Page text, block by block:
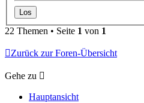
22 Themen • Seite 1 von 1
Zurück zur Foren-Übersicht
Gehe zu
Hauptansicht